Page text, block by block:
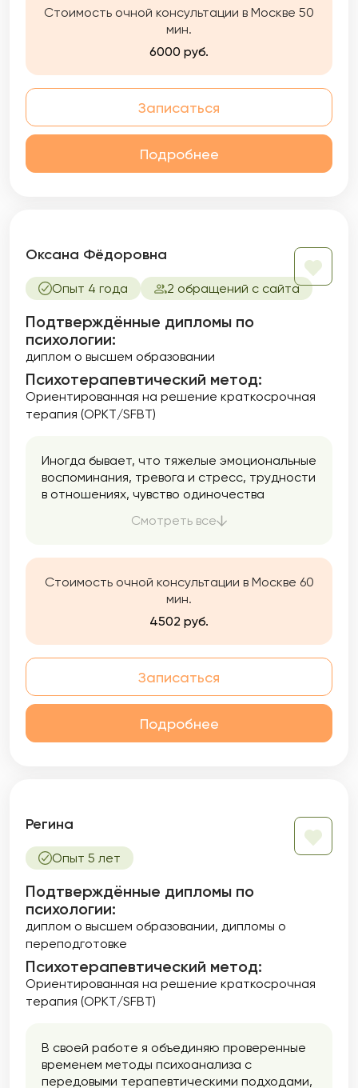
будет необходимо.
Стоимость очной консультации в Москве 50
мин.
6000 руб.
Записаться
Подробнее
Оксана Фёдоровна
Опыт 4 года 2 обращений с сайта
Подтверждённые дипломы по
психологии:
диплом о высшем образовании
Психотерапевтический метод:
Ориентированная на решение краткосрочная
терапия (ОРКТ/SFBT)
Иногда бывает, что тяжелые эмоциональные
воспоминания, тревога и стресс, трудности
в отношениях, чувство одиночества
Помощь психолога может помочь лучше
уникальные ресурсы и найти равновесие в
жизни.
Смотреть все
Стоимость очной консультации в Москве 60
мин.
4502 руб.
Записаться
Подробнее
Регина
Опыт 5 лет
Подтверждённые дипломы по
психологии:
диплом о высшем образовании дипломы о
переподготовке
Психотерапевтический метод:
Ориентированная на решение краткосрочная
терапия (ОРКТ/SFBT)
В своей работе я объединяю проверенные
временем методы психоанализа с
передовыми терапевтическими подходами,